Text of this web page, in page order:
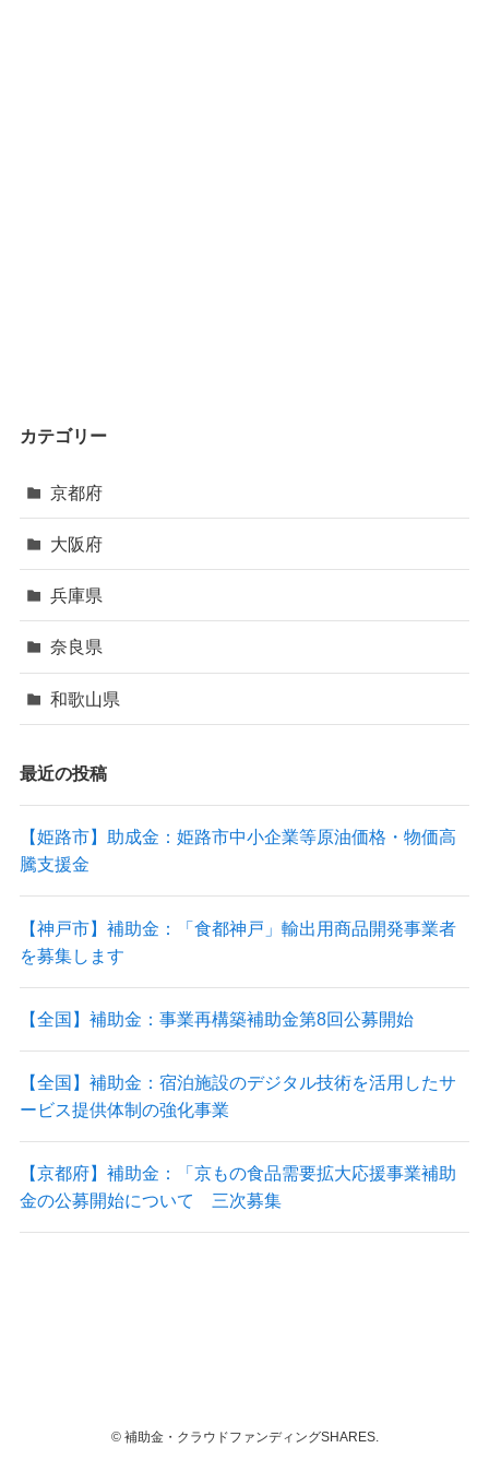
カテゴリー
京都府
大阪府
兵庫県
奈良県
和歌山県
最近の投稿
【姫路市】助成金：姫路市中小企業等原油価格・物価高
騰支援金
【神戸市】補助金：「食都神戸」輸出用商品開発事業者
を募集します
【全国】補助金：事業再構築補助金第8回公募開始
【全国】補助金：宿泊施設のデジタル技術を活用したサ
ービス提供体制の強化事業
【京都府】補助金：「京もの食品需要拡大応援事業補助
金の公募開始について 三次募集
©補助金・クラウドファンディングSHARES.